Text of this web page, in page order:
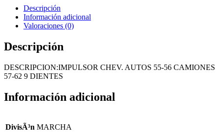
Descripción
Información adicional
Valoraciones (0)
Descripción
DESCRIPCION:IMPULSOR CHEV. AUTOS 55-56 CAMIONES
57-62 9 DIENTES
Información adicional
DivisÃ³n MARCHA